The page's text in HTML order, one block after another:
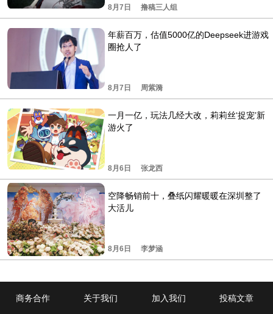
8月7日 撸稿三人组
年薪百万，估值5000亿的Deepseek进游戏
圈抢人了
8月7日 周紫漪
一月一亿，玩法几经大改，莉莉丝‘捉宠’新
游火了
8月6日 张龙西
空降畅销前十，叠纸闪耀暖暖在深圳整了
大活儿
8月6日 李梦涵
商务合作 关于我们 加入我们 投稿文章